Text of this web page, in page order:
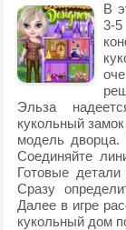
В
3-
Эльза
кукольный
модель дворца.
Соединяйте
Готовые
Сразу
Далее в игре
кукольный дом